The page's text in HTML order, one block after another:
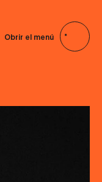
Obrir el menú